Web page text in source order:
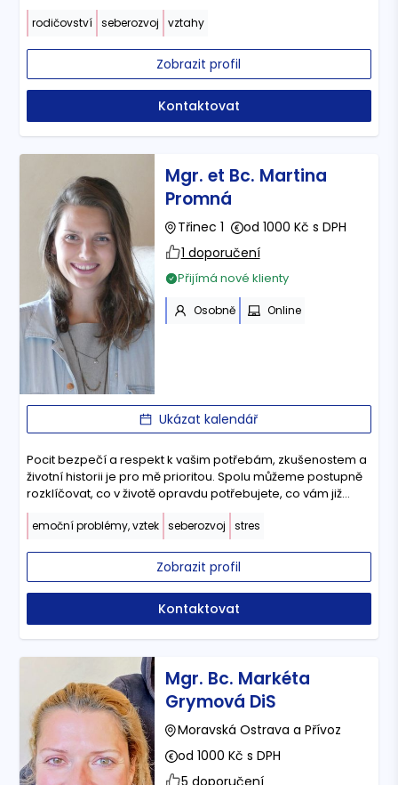
rodičovství seberozvoj vztahy
Zobrazit profil
Kontaktovat
Mgr. et Bc. Martina
Promná
Třinec 1
od 1000 Kč s DPH
1 doporučení
Přijímá nové klienty
Osobně Online
Ukázat kalendář
Pocit bezpečí a respekt k vašim potřebám, zkušenostem a
životní historii je pro mě prioritou. Spolu můžeme postupně
rozklíčovat, co v životě opravdu potřebujete, co vám již
neslouží a jak dojít k vnitřní svobodě a životnímu naplnění.
emoční problémy, vztek seberozvoj stres
Zobrazit profil
Kontaktovat
Mgr. Bc. Markéta
Grymová DiS
Moravská Ostrava a Přívoz
od 1000 Kč s DPH